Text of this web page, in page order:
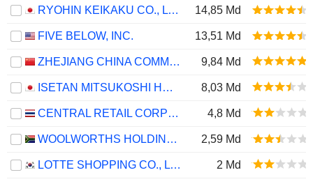
RYOHIN KEIKAKU CO., LTD. 14,85 Md
FIVE BELOW, INC. 13,51 Md
ZHEJIANG CHINA COMMODITIES CITY GROUP CO., LTD. 9,84 Md
ISETAN MITSUKOSHI HOLDINGS LTD. 8,03 Md
CENTRAL RETAIL CORPORATION 4,8 Md
WOOLWORTHS HOLDINGS LIMITED 2,59 Md
LOTTE SHOPPING CO., LTD. 2 Md